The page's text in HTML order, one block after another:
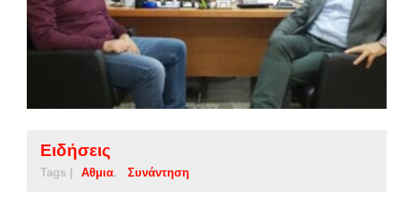
Ειδήσεις
Tags | Αθμια Συνάντηση